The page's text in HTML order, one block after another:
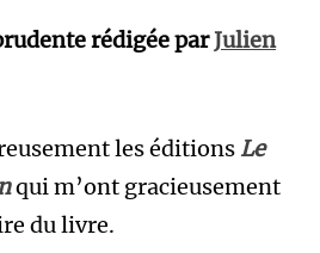
rédigée parJulien
les éditions Le
qui m’ont gracieusement
du livre.